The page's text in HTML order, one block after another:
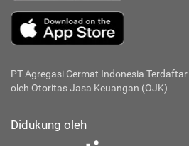
PT Agregasi Cermat Indonesia
oleh Otoritas Jasa Keuangan (OJK)
Didukung oleh